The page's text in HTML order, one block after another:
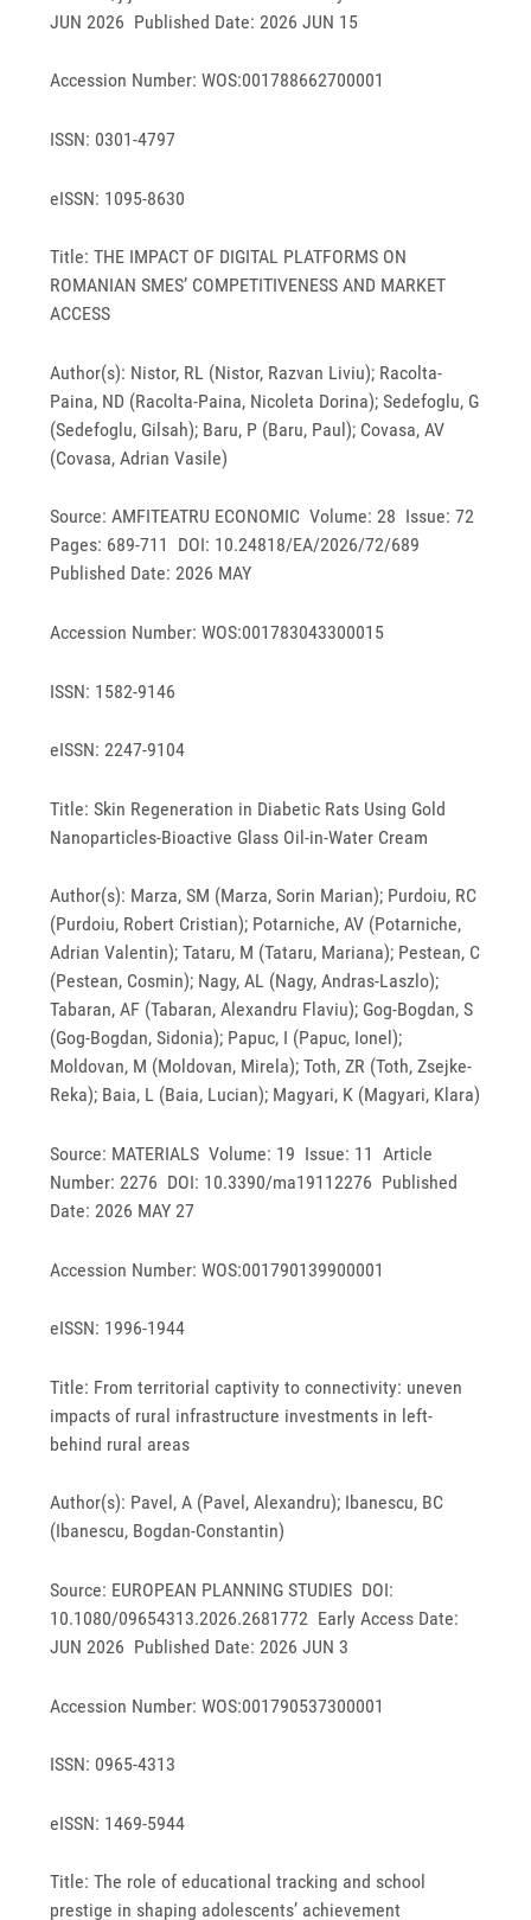
JUN 2026 Published Date: 2026 JUN 15
Accession Number: WOS:001788662700001
ISSN: 0301-4797
eISSN: 1095-8630
Title: THE IMPACT OF DIGITAL PLATFORMS ON
ROMANIAN SMES’ COMPETITIVENESS AND MARKET
ACCESS
Author(s): Nistor, RL (Nistor, Razvan Liviu); Racolta-
Paina, ND (Racolta-Paina, Nicoleta Dorina); Sedefoglu, G
(Sedefoglu, Gilsah); Baru, P (Baru, Paul); Covasa, AV
(Covasa, Adrian Vasile)
Source: AMFITEATRU ECONOMIC Volume: 28 Issue: 72
Pages: 689-711 DOI: 10.24818/EA/2026/72/689
Published Date: 2026 MAY
Accession Number: WOS:001783043300015
ISSN: 1582-9146
eISSN: 2247-9104
Title: Skin Regeneration in Diabetic Rats Using Gold
Nanoparticles-Bioactive Glass Oil-in-Water Cream
Author(s): Marza, SM (Marza, Sorin Marian); Purdoiu, RC
(Purdoiu, Robert Cristian); Potarniche, AV (Potarniche,
Adrian Valentin); Tataru, M (Tataru, Mariana); Pestean, C
(Pestean, Cosmin); Nagy, AL (Nagy, Andras-Laszlo);
Tabaran, AF (Tabaran, Alexandru Flaviu); Gog-Bogdan, S
(Gog-Bogdan, Sidonia); Papuc, I (Papuc, Ionel);
Moldovan, M (Moldovan, Mirela); Toth, ZR (Toth, Zsejke-
Reka); Baia, L (Baia, Lucian); Magyari, K (Magyari, Klara)
Source: MATERIALS Volume: 19 Issue: 11 Article
Number: 2276 DOI: 10.3390/ma19112276 Published
Date: 2026 MAY 27
Accession Number: WOS:001790139900001
eISSN: 1996-1944
Title: From territorial captivity to connectivity: uneven
impacts of rural infrastructure investments in left-
behind rural areas
Author(s): Pavel, A (Pavel, Alexandru); Ibanescu, BC
(Ibanescu, Bogdan-Constantin)
Source: EUROPEAN PLANNING STUDIES DOI:
10.1080/09654313.2026.2681772 Early Access Date:
JUN 2026 Published Date: 2026 JUN 3
Accession Number: WOS:001790537300001
ISSN: 0965-4313
eISSN: 1469-5944
Title: The role of educational tracking and school
prestige in shaping adolescents’ achievement